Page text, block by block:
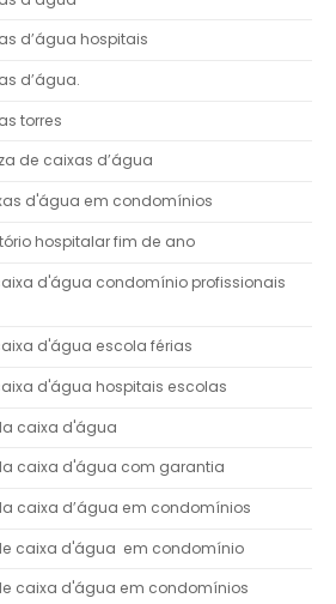
d’água hospitais
d’água.
torres
de caixas d’água
d'água em condomínios
hospitalar fim de ano
d'água condomínio profissionais
d'água escola férias
d'água hospitais escolas
caixa d'água
caixa d'água com garantia
caixa d’água em condomínios
caixa d'água em condomínio
caixa d'água em condomínios